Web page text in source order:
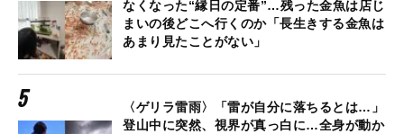
なくなった“縁日の定番”…残った金魚は店じ
まいの後どこへ行くのか「長生きする金魚は
あまり見たことがない」
〈ゲリラ雷雨〉「雷が自分に落ちるとは…」
登山中に突然、視界が真っ白に…全身が動か